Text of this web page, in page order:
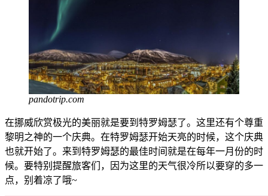
pandotrip.com
在挪威欣赏极光的美丽就是要到特罗姆瑟了。这里还有个尊重
黎明之神的一个庆典。在特罗姆瑟开始天亮的时候，这个庆典
也就开始了。来到特罗姆瑟的最佳时间就是在每年一月份的时
候。要特别提醒旅客们，因为这里的天气很冷所以要穿的多一
点，别着凉了哦~